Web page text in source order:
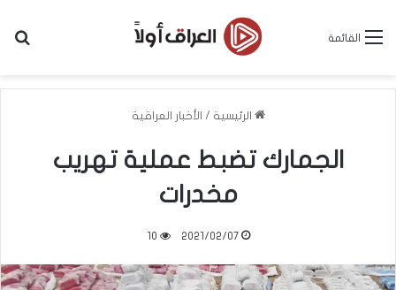
القائمة
الرئيسية / الأخبار العراقية
الجمارك تضبط عملية تهريب
مخدرات
2021/02/07
10